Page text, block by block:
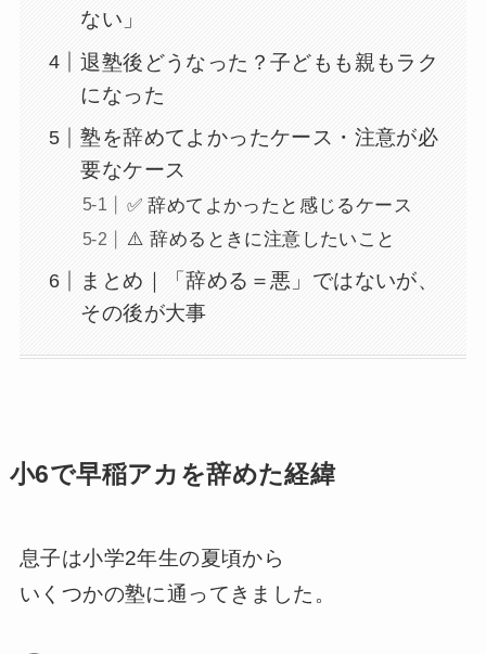
ない」
退塾後どうなった？子どもも親もラク
になった
塾を辞めてよかったケース・注意が必
要なケース
✅ 辞めてよかったと感じるケース
⚠️ 辞めるときに注意したいこと
まとめ｜「辞める＝悪」ではないが、
その後が大事
小6で早稲アカを辞めた経緯
息子は小学2年生の夏頃から
いくつかの塾に通ってきました。